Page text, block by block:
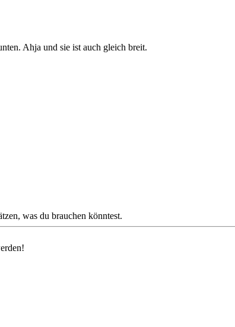
Ahja und sie ist auch gleich breit.
was du brauchen könntest.